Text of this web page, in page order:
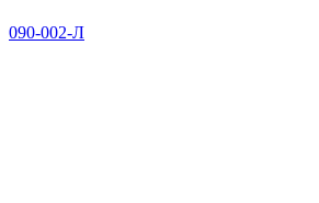
090-002-Л